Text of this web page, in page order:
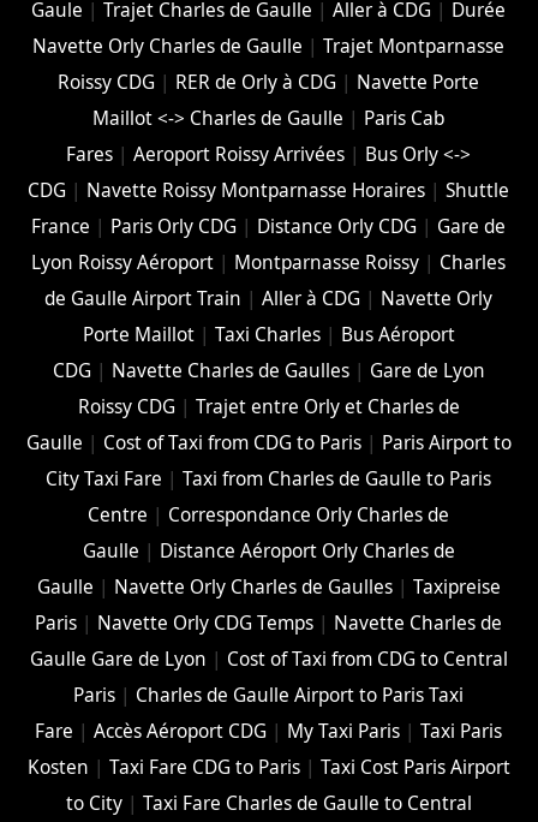
Gaule |Trajet Charles de Gaulle |Aller à CDG | Durée
Navette Orly Charles de Gaulle |Trajet Montparnasse
Roissy CDG | RER de Orly à CDG | Navette Porte
Maillot <-> Charles de Gaulle | Paris Cab
Fares |Aeroport Roissy Arrivées | Bus Orly <->
CDG | Navette Roissy Montparnasse Horaires |Shuttle
France | Paris Orly CDG | Distance Orly CDG | Gare de
Lyon Roissy Aéroport | Montparnasse Roissy | Charles
de Gaulle Airport Train |Aller à CDG | Navette Orly
Porte Maillot| Taxi Charles| Bus Aéroport
CDG | Navette Charles de Gaulles| Gare de Lyon
Roissy CDG | Trajet entre Orly et Charles de
Gaulle | Cost of Taxi from CDG to Paris| Paris Airport to
City Taxi Fare |Taxi from Charles de Gaulle to Paris
Centre | Correspondance Orly Charles de
Gaulle | Distance Aéroport Orly Charles de
Gaulle | Navette Orly Charles de Gaulles| Taxipreise
Paris | Navette Orly CDG Temps | Navette Charles de
Gaulle Gare de Lyon | Cost of Taxi from CDG to Central
Paris | Charles de Gaulle Airport to Paris Taxi
Fare |Accès Aéroport CDG | My Taxi Paris |Taxi Paris
Kosten | Taxi Fare CDG to Paris| Taxi Cost Paris Airport
to City| Taxi Fare Charles de Gaulle to Central